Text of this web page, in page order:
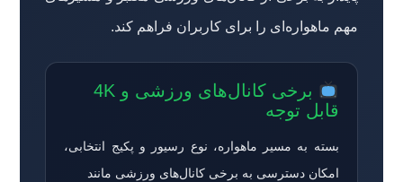
مهم ماهواره‌ای را برای کاربران فراهم کند.
برخی کانال‌های ورزشی و 4K
قابل توجه
بسته به مسیر ماهواره، نوع رسیور و پکیج انتخابی،
امکان دسترسی به برخی کانال‌های ورزشی مانند